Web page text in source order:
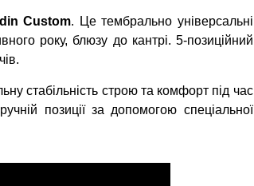
Custom. Це тембрально універсальні
року, блюзу до кантрі. 5-позиційний
стабільність строю та комфорт під час
позиції за допомогою спеціальної